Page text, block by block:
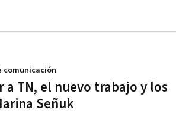
a TN, el nuevo trabajo y los
Señuk
comunicación